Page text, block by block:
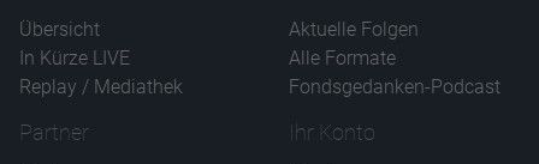
Übersicht
In Kürze LIVE
Replay / Mediathek
Aktuelle Folgen
Alle Formate
Fondsgedanken-Podcast
Partner Ihr Konto